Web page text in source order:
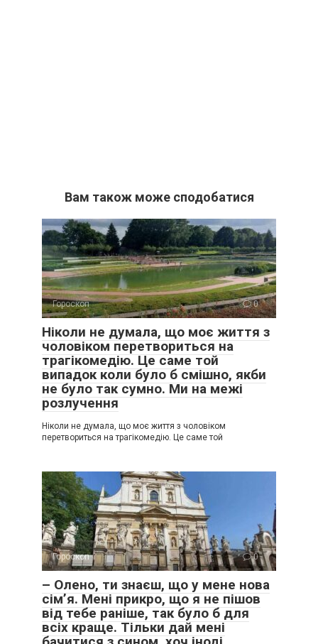
Вам також може сподобатися
Гороскоп 0
Ніколи не думала, що моє життя з
чоловіком перетвориться на
трагікомедію. Це саме той
випадок коли було б смішно, якби
не було так сумно. Ми на межі
розлучення
Ніколи не думала, що моє життя з чоловіком
перетвориться на трагікомедію. Це саме той
Гороскоп 0
– Олено, ти знаєш, що у мене нова
сім’я. Мені прикро, що я не пішов
від тебе раніше, так було б для
всіх краще. Тільки дай мені